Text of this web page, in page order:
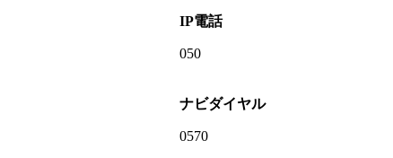
IP電話
050
ナビダイヤル
0570